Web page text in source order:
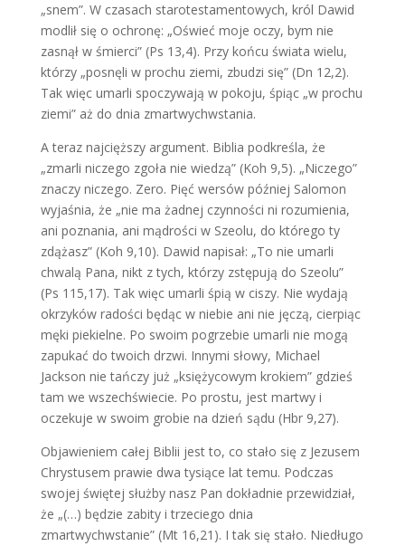
„snem”. W czasach starotestamentowych, król Dawid
modlił się o ochronę: „Oświeć moje oczy, bym nie
zasnął w śmierci” (Ps 13,4). Przy końcu świata wielu,
którzy „posnęli w prochu ziemi, zbudzi się” (Dn 12,2).
Tak więc umarli spoczywają w pokoju, śpiąc „w prochu
ziemi” aż do dnia zmartwychwstania.
A teraz najcięższy argument. Biblia podkreśla, że
„zmarli niczego zgoła nie wiedzą” (Koh 9,5). „Niczego”
znaczy niczego. Zero. Pięć wersów później Salomon
wyjaśnia, że „nie ma żadnej czynności ni rozumienia,
ani poznania, ani mądrości w Szeolu, do którego ty
zdążasz” (Koh 9,10). Dawid napisał: „To nie umarli
chwalą Pana, nikt z tych, którzy zstępują do Szeolu”
(Ps 115,17). Tak więc umarli śpią w ciszy. Nie wydają
okrzyków radości będąc w niebie ani nie jęczą, cierpiąc
męki piekielne. Po swoim pogrzebie umarli nie mogą
zapukać do twoich drzwi. Innymi słowy, Michael
Jackson nie tańczy już „księżycowym krokiem” gdzieś
tam we wszechświecie. Po prostu, jest martwy i
oczekuje w swoim grobie na dzień sądu (Hbr 9,27).
Objawieniem całej Biblii jest to, co stało się z Jezusem
Chrystusem prawie dwa tysiące lat temu. Podczas
swojej świętej służby nasz Pan dokładnie przewidział,
że „(…) będzie zabity i trzeciego dnia
zmartwychwstanie” (Mt 16,21). I tak się stało. Niedługo